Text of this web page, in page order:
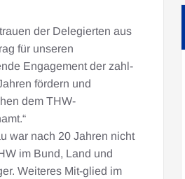
der Delegierten aus
für unseren
Engagement der zahl-
fördern und
dem THW-
war nach 20 Jahren nicht
im Bund, Land und
Weiteres Mit-glied im